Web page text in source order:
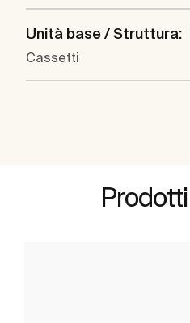
Unità base / Struttura:
Cassetti